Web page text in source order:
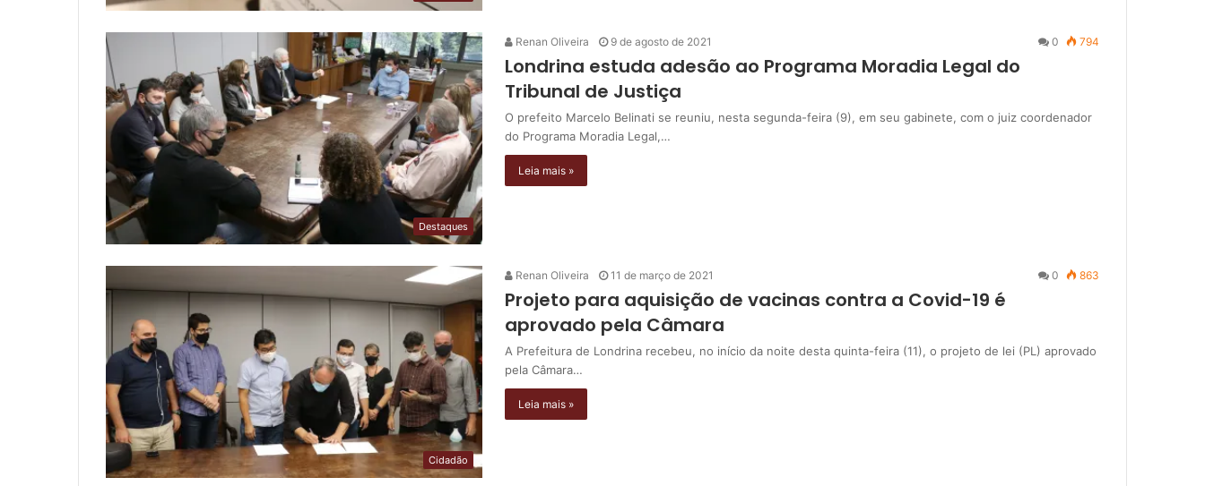
Destaques
Renan Oliveira 9 de agosto de 2021 0 794
Londrina estuda adesão ao Programa Moradia Legal do
Tribunal de Justiça
O prefeito Marcelo Belinati se reuniu, nesta segunda-feira (9), em seu gabinete, com o juiz coordenador
do Programa Moradia Legal,…
Leia mais »
Cidadão
Renan Oliveira 11 de março de 2021 0 863
Projeto para aquisição de vacinas contra a Covid-19 é
aprovado pela Câmara
A Prefeitura de Londrina recebeu, no início da noite desta quinta-feira (11), o projeto de lei (PL) aprovado
pela Câmara…
Leia mais »